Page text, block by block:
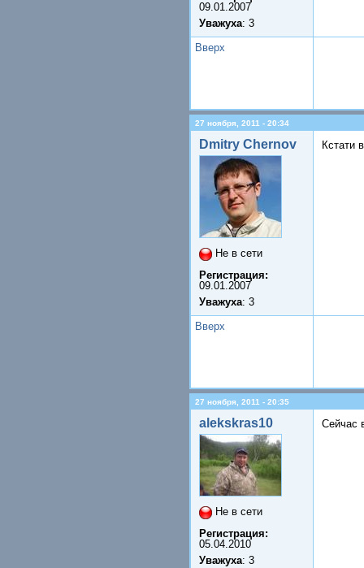
09.01.2007
Уважуха: 3
Вверх
27 ноября, 2011 - 20:34
Dmitry Chernov
Не в сети
Регистрация:
09.01.2007
Уважуха: 3
Кстати
Вверх
27 ноября, 2011 - 20:35
alekskras10
Не в сети
Регистрация:
05.04.2010
Уважуха: 3
Сейчас